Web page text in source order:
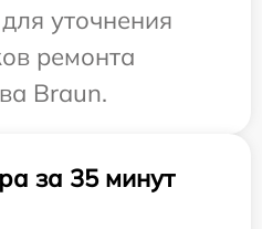
уточнения
ремонта
Braun.
за 35 минут